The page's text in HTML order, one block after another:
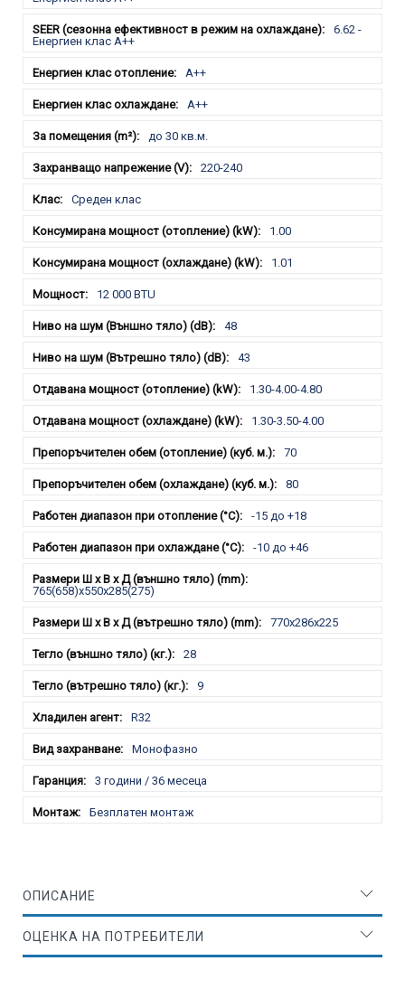
6.62 -
Енергиен клас A++
A++
A++
до 30 кв.м.
220-240
Среден клас
1.00
1.01
12 000 BTU
48
43
1.30-4.00-4.80
1.30-3.50-4.00
70
80
-15 до +18
-10 до +46
765(658)x550x285(275)
770x286x225
28
9
R32
Монофазно
3 години / 36 месеца
Безплатен монтаж
ОПИСАНИЕ
ОЦЕНКА НА ПОТРЕБИТЕЛИ